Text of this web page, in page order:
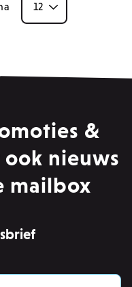
&
nieuws
mailbox